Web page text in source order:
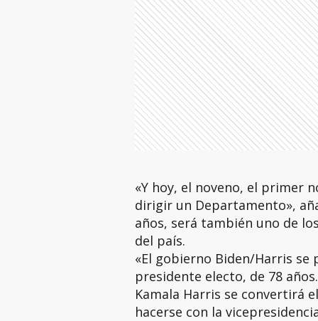
«Y hoy, el noveno, el primer
dirigir un Departamento»,
años, será también uno de
del país.
«El gobierno Biden/Harris se
presidente electo, de 78 años.
Kamala Harris se convertirá
hacerse con la